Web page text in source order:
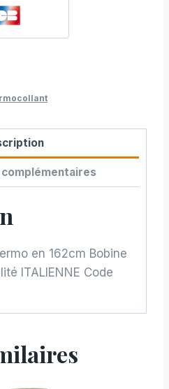
en 162cm Bobine
ITALIENNE Code